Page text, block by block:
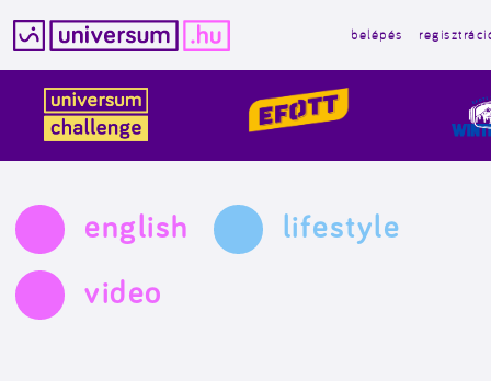
tartalomba
belépés
english
lifestyle
video